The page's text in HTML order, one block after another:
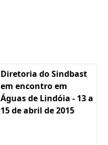
Diretoria do Sindbast
em encontro em
Águas de Lindóia - 13 a
15 de abril de 2015